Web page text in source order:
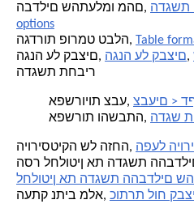
הבדלים שהתעלמו מהם,
options
הגדרות פורמט טבלה,
Table
הגנה על קבצים, הגנה על קבצים,
הדגשת תחביר
אפשרויות צבע, דף תחביר
אפשרות והשבתה, תחביר
היוריסטיקה של הזחה, של הזחה
ההבדלים שהתעלמו מהם,
הדגשת ההבדלים שהתעלמו מהם
העתק נתיב מלא, לוח קבצים